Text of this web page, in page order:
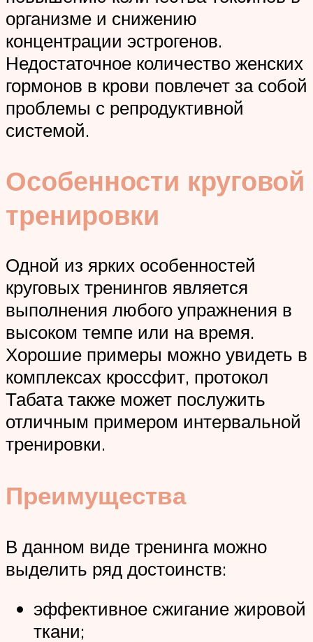
организме и снижению
концентрации эстрогенов.
Недостаточное количество женских
гормонов в крови повлечет за собой
проблемы с репродуктивной
системой.
Особенности круговой
тренировки
Одной из ярких особенностей
круговых тренингов является
выполнения любого упражнения в
высоком темпе или на время.
Хорошие примеры можно увидеть в
комплексах кроссфит, протокол
Табата также может послужить
отличным примером интервальной
тренировки.
Преимущества
В данном виде тренинга можно
выделить ряд достоинств:
эффективное сжигание жировой
ткани;